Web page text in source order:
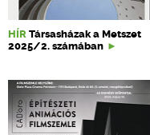
HÍR Társasházak a Metszet
2025/2. számában